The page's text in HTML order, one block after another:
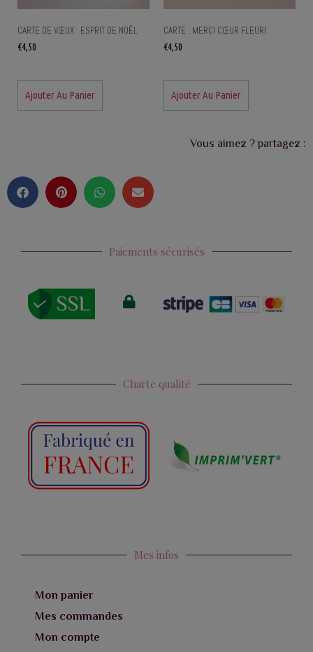
CARTE DE VŒUX : ESPRIT DE NOËL
€4,50
Ajouter Au Panier
CARTE : MERCI CŒUR FLEURI
€4,50
Ajouter Au Panier
Vous aimez ? partagez :
Paiements sécurisés
Charte qualité
Mes infos
Mon panier
Mes commandes
Mon compte